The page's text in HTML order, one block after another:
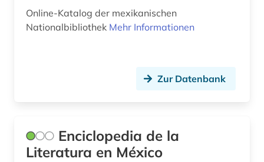
Online-Katalog der mexikanischen
Nationalbibliothek Mehr Informationen
Zur Datenbank
Enciclopedia de la
Literatura en México